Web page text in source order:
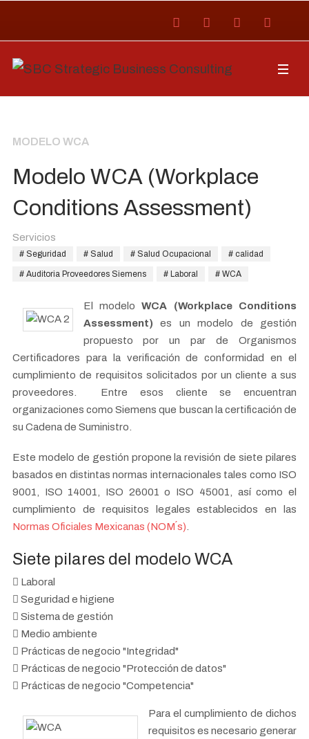
MODELO WCA
Modelo WCA (Workplace
Conditions Assessment)
Servicios
Seguridad Salud Salud Ocupacional calidad
Auditoria Proveedores Siemens Laboral WCA
El modeloWCA (Workplace Conditions
Assessment) es un modelo de gestión
propuesto por un par de Organismos
Certificadores para la verificación de conformidad en el
cumplimiento de requisitos solicitados por un cliente a sus
proveedores. Entre esos cliente se encuentran
organizaciones como Siemens que buscan la certificación de
su Cadena de Suministro.
Este modelo de gestión propone la revisión de siete pilares
basados en distintas normas internacionales tales como ISO
9001, ISO 14001, ISO 26001 o ISO 45001, así como el
cumplimiento de requisitos legales establecidos en las
Normas Oficiales Mexicanas (NOM´s)
Siete pilares del modelo WCA
Laboral
Seguridad e higiene
Sistema de gestión
Medio ambiente
Prácticas de negocio "Integridad"
Prácticas de negocio "Protección de datos"
Prácticas de negocio "Competencia"
Para el cumplimiento de dichos
requisitos es necesario generar